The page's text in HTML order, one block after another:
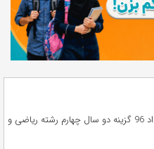
بایگانی بر اساس تگ "دریافت آزمون 6 مرداد 96 گزینه دو سال چهارم رشته ریاضی و